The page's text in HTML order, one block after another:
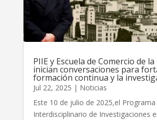
PIIE y Escuela de Comercio de la
inician conversaciones para
formación continua y la
Jul 22, 2025 | Noticias
Este 10 de julio de 2025,el Programa
Interdisciplinario de Investigaciones